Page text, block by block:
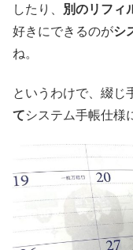
したり、
別のリフィ
好きにできるのがシ
ね。
というわけで、綴じ
てシステム手帳仕様